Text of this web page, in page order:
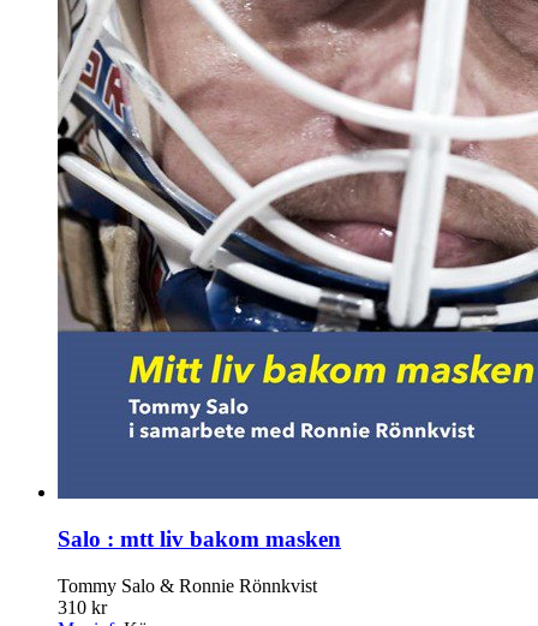
Salo : mtt liv bakom masken
Tommy Salo & Ronnie Rönnkvist
310 kr